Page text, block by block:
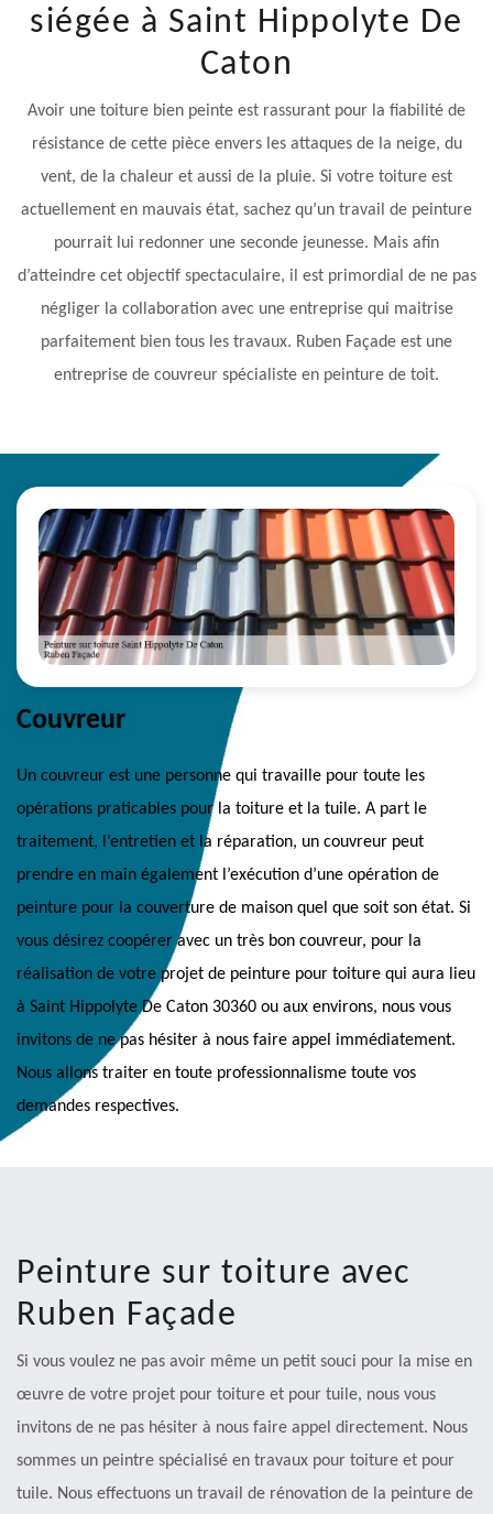
siégée à Saint Hippolyte De
Caton
Avoir une toiture bien peinte est rassurant pour la fiabilité de
résistance de cette pièce envers les attaques de la neige, du
vent, de la chaleur et aussi de la pluie. Si votre toiture est
actuellement en mauvais état, sachez qu’un travail de peinture
pourrait lui redonner une seconde jeunesse. Mais afin
d’atteindre cet objectif spectaculaire, il est primordial de ne pas
négliger la collaboration avec une entreprise qui maitrise
parfaitement bien tous les travaux. Ruben Façade est une
entreprise de couvreur spécialiste en peinture de toit.
Couvreur
Un couvreur est une personne qui travaille pour toute les
opérations praticables pour la toiture et la tuile. A part le
traitement, l’entretien et la réparation, un couvreur peut
prendre en main également l’exécution d’une opération de
peinture pour la couverture de maison quel que soit son état. Si
vous désirez coopérer avec un très bon couvreur, pour la
réalisation de votre projet de peinture pour toiture qui aura lieu
à Saint Hippolyte De Caton 30360 ou aux environs, nous vous
invitons de ne pas hésiter à nous faire appel immédiatement.
Nous allons traiter en toute professionnalisme toute vos
demandes respectives.
Peinture sur toiture avec
Ruben Façade
Si vous voulez ne pas avoir même un petit souci pour la mise en
œuvre de votre projet pour toiture et pour tuile, nous vous
invitons de ne pas hésiter à nous faire appel directement. Nous
sommes un peintre spécialisé en travaux pour toiture et pour
tuile. Nous effectuons un travail de rénovation de la peinture de